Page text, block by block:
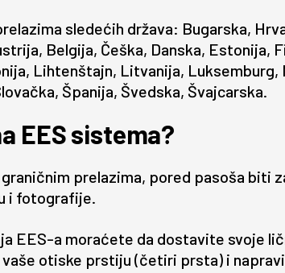
sledećih država: Bugarska,
Belgija, Češka, Danska, Estonija,
Lihtenštajn, Litvanija, Luksemburg,
Španija, Švedska, Švajcarska.
EES sistema?
prelazima, pored pasoša biti
i fotografije.
EES-a moraćete da dostavite svoje
otiske prstiju (četiri prsta) i